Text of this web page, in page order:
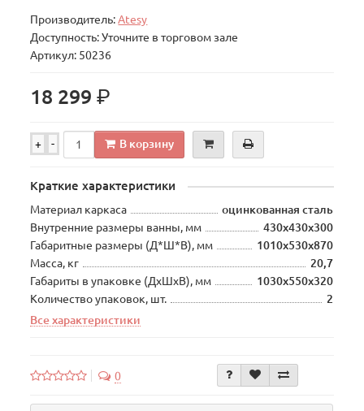
Производитель:Atesy
Доступность: Уточните в торговом зале
Артикул: 50236
18 299р.
+ - В корзину
Краткие характеристики
Материал каркаса
оцинкованная сталь
Внутренние размеры ванны, мм
430х430х300
Габаритные размеры (Д*Ш*В), мм
1010х530х870
Масса, кг
20,7
Габариты в упаковке (ДхШхВ), мм
1030х550х320
Количество упаковок, шт.
2
Все характеристики
0